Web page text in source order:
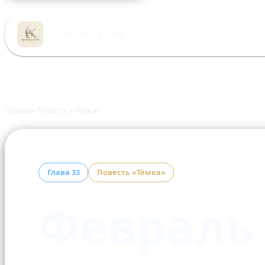
к
содержимому
Глава 33 Повесть «Тёмка»